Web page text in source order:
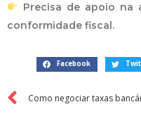
Precisa de apoio na
conformidade fiscal.
Facebook
Como negociar taxas